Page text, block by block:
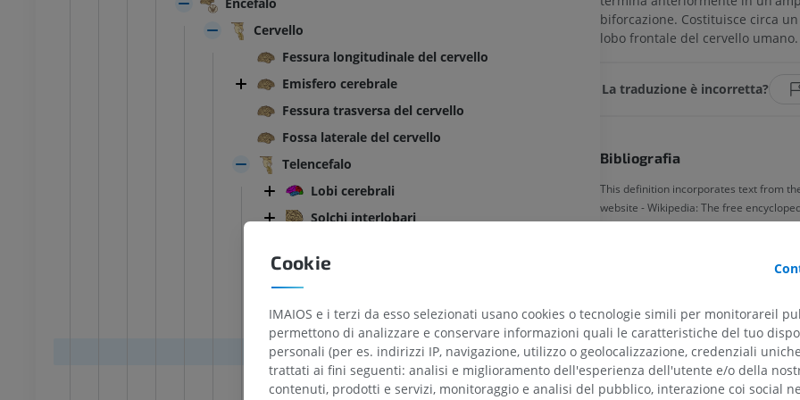
Cervello
Fessura longitudinale del cervello
Emisfero cerebrale
Fessura trasversa del cervello
Fossa laterale del cervello
Telencefalo
Lobi cerebrali
Solchi interlobari
Solco frontale inferiore
Circonvoluzione frontale media
Solco frontale superiore
biforcazione. Costituisce circa
lobo frontale del cervello umano.
La traduzione è incorretta?
Bibliografia
This definition incorporates text from
website - Wikipedia: The free
22). FL: Wikimedia Foundation, Inc.
Galleria
ARTO SUPERIORE ARTO INFERIORE
Cookie
IMAIOS e i terzi da esso selezionati usano cookies o tecnologie simili per monitorareil
permettono di analizzare e conservare informazioni quali le caratteristiche del tuo
personali (per es. indirizzi IP, navigazione, utilizzo o geolocalizzazione, credenziali
trattati ai fini seguenti: analisi e miglioramento dell'esperienza dell'utente e/o della
contenuti, prodotti e servizi, monitoraggio e analisi del pubblico, interazione coi social